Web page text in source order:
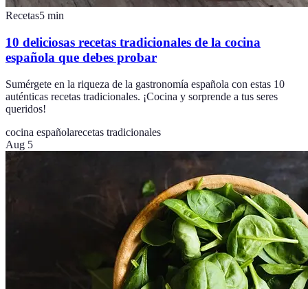
Recetas5 min
10 deliciosas recetas tradicionales de la cocina
española que debes probar
Sumérgete en la riqueza de la gastronomía española con estas 10
auténticas recetas tradicionales. ¡Cocina y sorprende a tus seres
queridos!
cocina españolarecetas tradicionales
Aug 5